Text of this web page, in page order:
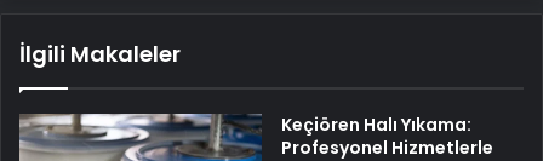
16
İlgili Makaleler
Keçiören Halı Yıkama:
Profesyonel Hizmetlerle